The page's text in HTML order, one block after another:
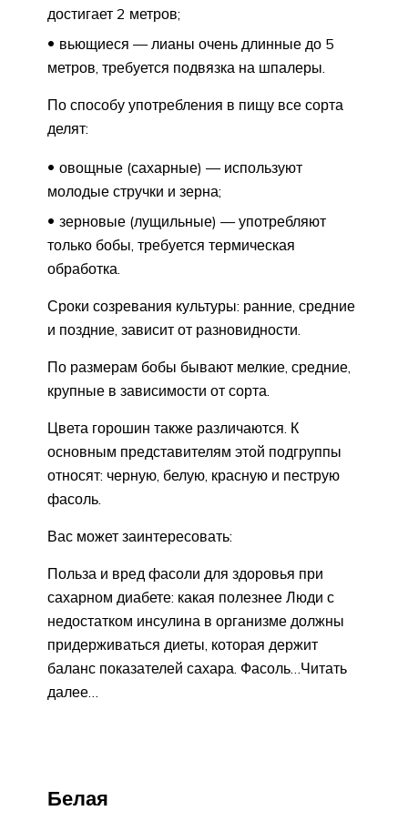
достигает 2 метров;
вьющиеся — лианы очень длинные до 5
метров, требуется подвязка на шпалеры.
По способу употребления в пищу все сорта
делят:
овощные (сахарные) — используют
молодые стручки и зерна;
зерновые (лущильные) — употребляют
только бобы, требуется термическая
обработка.
Сроки созревания культуры: ранние, средние
и поздние, зависит от разновидности.
По размерам бобы бывают мелкие, средние,
крупные в зависимости от сорта.
Цвета горошин также различаются. К
основным представителям этой подгруппы
относят: черную, белую, красную и пеструю
фасоль.
Вас может заинтересовать:
Польза и вред фасоли для здоровья при
сахарном диабете: какая полезнее Люди с
недостатком инсулина в организме должны
придерживаться диеты, которая держит
баланс показателей сахара. Фасоль…Читать
далее…
Белая